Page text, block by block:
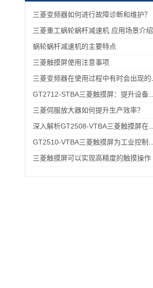
三菱变频器如何进行故障诊断和维护？
三菱重工蜗轮蜗杆减速机 应用场景介绍
蜗轮蜗杆减速机的主要特点
三菱触摸屏使用注意事项
三菱伺服放大器如何提升生产效率？
三菱触摸屏可以实现高精度的触摸操作